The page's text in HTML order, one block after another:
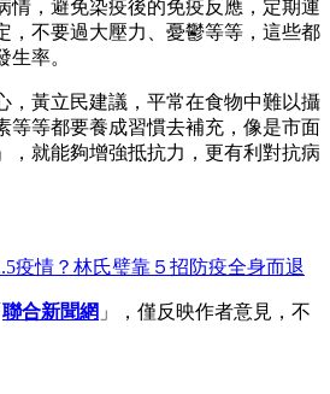
情，避免染疫後的免疫反應，定期運
，不要過大壓力、憂鬱等等，這些都
率。
，黃立民建議，平常在食物中難以攝
等等都要養成習慣去補充，像是市面
，就能夠增強抵抗力，更有利對抗病
疫情？林氏璧靠５招防疫全身而退
聯合新聞網 」，僅反映作者意見，不